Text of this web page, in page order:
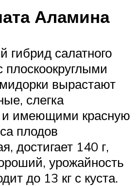
Аламина
гибрид салатного
плоскоокруглыми
вырастают
слегка
имеющими красную
плодов
достигает 140 г,
урожайность
до 13 кг с куста.